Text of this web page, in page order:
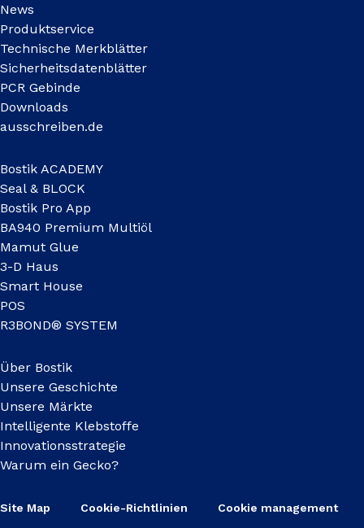
News
Produktservice
Technische Merkblätter
Sicherheitsdatenblätter
PCR Gebinde
Downloads
ausschreiben.de
Bostik ACADEMY
Seal & BLOCK
Bostik Pro App
BA940 Premium Multiöl
Mamut Glue
3-D Haus
Smart House
POS
R3BOND® SYSTEM
Über Bostik
Unsere Geschichte
Unsere Märkte
Intelligente Klebstoffe
Innovationsstrategie
Warum ein Gecko?
Site Map Cookie-Richtlinien Cookie management